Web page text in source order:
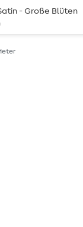
- Große Blüten